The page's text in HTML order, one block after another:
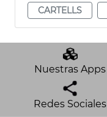
CARTELLS
Nuestras Apps
Redes Sociales